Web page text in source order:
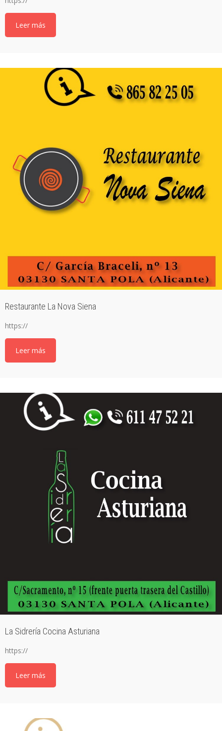
Leer más
Restaurante La Nova Siena
https://
Leer más
La Sidrería Cocina Asturiana
https://
Leer más